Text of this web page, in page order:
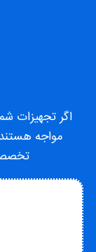
اگر تجهیزات
مواجه